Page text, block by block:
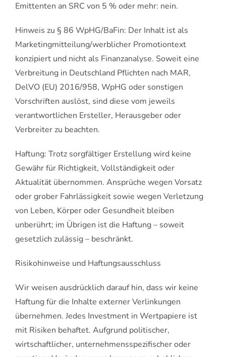
Emittenten an SRC von 5 % oder mehr: nein.
Hinweis zu § 86 WpHG/BaFin: Der Inhalt ist als
Marketingmitteilung/werblicher Promotiontext
konzipiert und nicht als Finanzanalyse. Soweit eine
Verbreitung in Deutschland Pflichten nach MAR,
DelVO (EU) 2016/958, WpHG oder sonstigen
Vorschriften auslöst, sind diese vom jeweils
verantwortlichen Ersteller, Herausgeber oder
Verbreiter zu beachten.
Haftung: Trotz sorgfältiger Erstellung wird keine
Gewähr für Richtigkeit, Vollständigkeit oder
Aktualität übernommen. Ansprüche wegen Vorsatz
oder grober Fahrlässigkeit sowie wegen Verletzung
von Leben, Körper oder Gesundheit bleiben
unberührt; im Übrigen ist die Haftung – soweit
gesetzlich zulässig – beschränkt.
Risikohinweise und Haftungsausschluss
Wir weisen ausdrücklich darauf hin, dass wir keine
Haftung für die Inhalte externer Verlinkungen
übernehmen. Jedes Investment in Wertpapiere ist
mit Risiken behaftet. Aufgrund politischer,
wirtschaftlicher, unternehmensspezifischer oder